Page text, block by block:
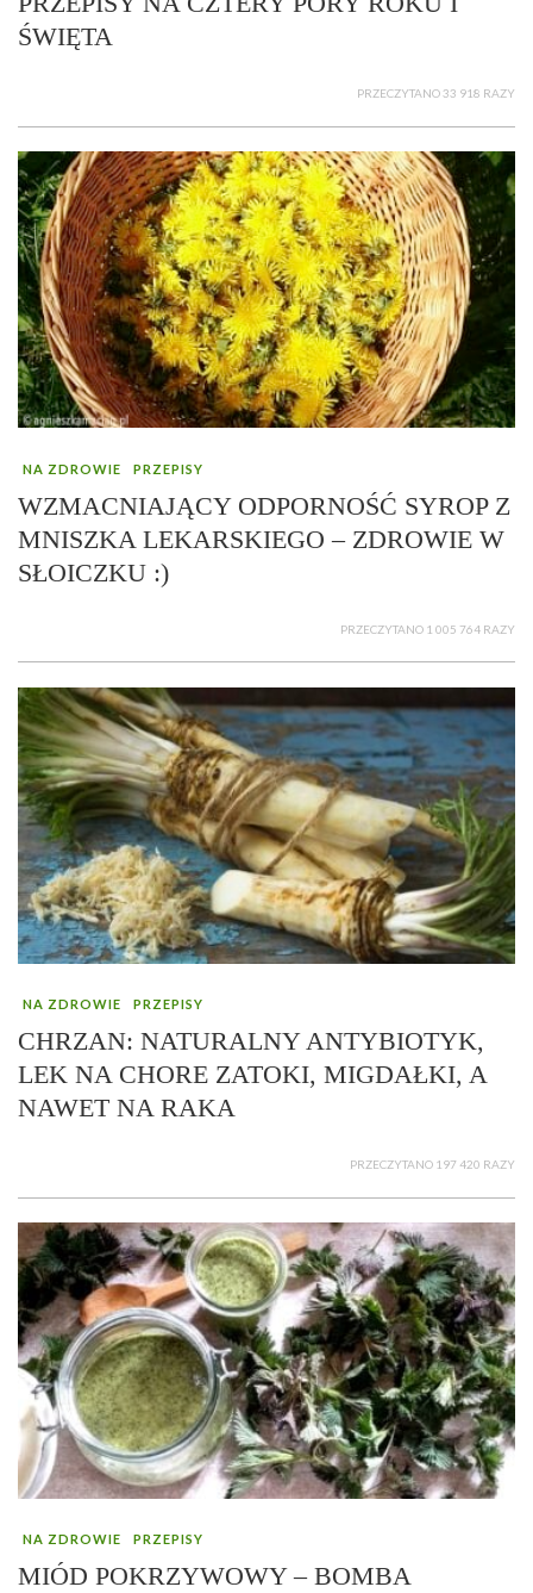
ŚWIĘTA
PRZECZYTANO 33 918 RAZY
NA ZDROWIE PRZEPISY
WZMACNIAJĄCY ODPORNOŚĆ SYROP Z
MNISZKA LEKARSKIEGO – ZDROWIE W
SŁOICZKU :)
PRZECZYTANO 1 005 764 RAZY
NA ZDROWIE PRZEPISY
CHRZAN: NATURALNY ANTYBIOTYK,
LEK NA CHORE ZATOKI, MIGDAŁKI, A
NAWET NA RAKA
PRZECZYTANO 197 420 RAZY
NA ZDROWIE PRZEPISY
MIÓD POKRZYWOWY – BOMBA